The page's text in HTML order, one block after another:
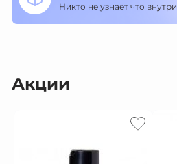
Никто не узнает что внутри
Акции